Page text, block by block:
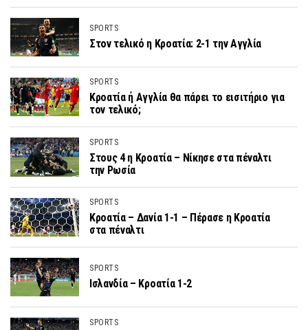
SPORTS
Στον τελικό η Κροατία: 2-1 την Αγγλία
SPORTS
Κροατία ή Αγγλία θα πάρει το εισιτήριο για
τον τελικό;
SPORTS
Στους 4 η Κροατία – Νίκησε στα πέναλτι
την Ρωσία
SPORTS
Κροατία – Δανία 1-1 – Πέρασε η Κροατία
στα πέναλτι
SPORTS
Ισλανδία – Κροατία 1-2
SPORTS